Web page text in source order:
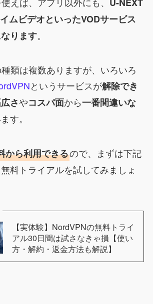
ムビデオといったVODサービス
ります。
類は複数ありますが、いろいろ
というサービスが解除でき
さやコスパ面から一番間違いな
す。
から利用できるので、まずは下記
料トライアルを試してみましょ
【実体験】NordVPNの無料トライ
アル30日間は試さなきゃ損【使い
方・解約・返金方法も解説】